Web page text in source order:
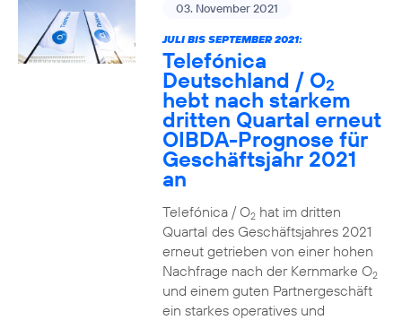
03. November 2021
JULI BIS SEPTEMBER 2021:
Telefónica
Deutschland / O2
hebt nach starkem
dritten Quartal erneut
OIBDA-Prognose für
Geschäftsjahr 2021
an
Telefónica / O2hat im dritten
Quartal des Geschäftsjahres 2021
erneut getrieben von einer hohen
Nachfrage nach der Kernmarke O2
und einem guten Partnergeschäft
ein starkes operatives und